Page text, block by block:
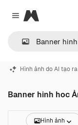
Close menu
Magnific
Hình ảnh do AI tạo ra
Banner hinh hoc
Hình ảnh